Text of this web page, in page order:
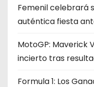
Femenil celebrará
auténtica fiesta
MotoGP: Maverick
incierto tras
Formula 1: Los